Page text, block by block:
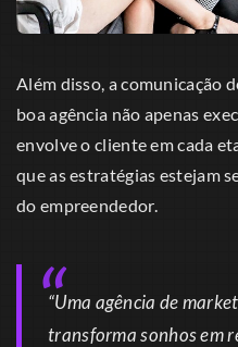
Além disso, a comunicação
boa agência não apenas
envolve o cliente em cada
que as estratégias estejam
do empreendedor.
“Uma agência de
transforma sonhos em